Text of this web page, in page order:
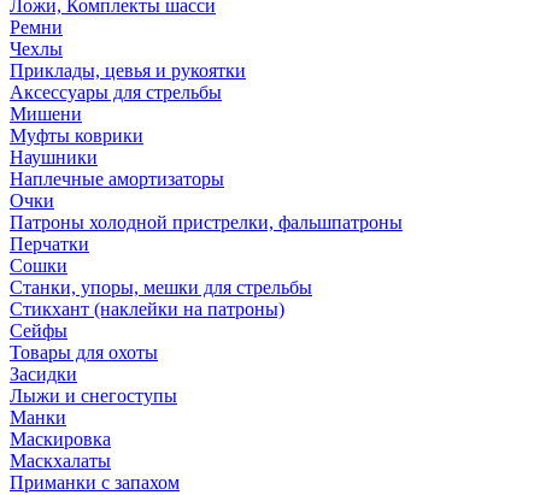
Ложи, Комплекты шасси
Ремни
Чехлы
Приклады, цевья и рукоятки
Аксессуары для стрельбы
Мишени
Муфты коврики
Наушники
Наплечные амортизаторы
Очки
Патроны холодной пристрелки, фальшпатроны
Перчатки
Сошки
Станки, упоры, мешки для стрельбы
Стикхант (наклейки на патроны)
Сейфы
Товары для охоты
Засидки
Лыжи и снегоступы
Манки
Маскировка
Маскхалаты
Приманки с запахом